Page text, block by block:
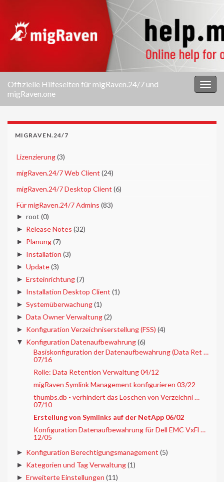
Offizielle Hilfeseiten für migRaven.24/7 und
migRaven.one
MIGRAVEN.24/7
Lizenzierung(3)
migRaven.24/7 Web Client (24)
migRaven.24/7 Desktop Client (6)
Für migRaven.24/7 Admins (83)
► root (0)
► Release Notes (32)
► Planung(7)
► Installation (3)
► Update(3)
► Ersteinrichtung(7)
► Installation Desktop Client (1)
► Systemüberwachung(1)
► Data Owner Verwaltung(2)
► Konfiguration Verzeichniserstellung (FSS) (4)
▼ Konfiguration Datenaufbewahrung(6)
Basiskonfiguration der Datenaufbewahrung (Data Ret …
07/16
Rolle: Data Retention Verwaltung 04/12
migRaven Symlink Management konfigurieren 03/22
thumbs.db - verhindert das Löschen von Verzeichni …
07/10
Erstellung von Symlinks auf der NetApp 06/02
Konfiguration Datenaufbewahrung für Dell EMC VxFl …
12/05
► Konfiguration Berechtigungsmanagement (5)
► Kategorien und Tag Verwaltung(1)
► Erweiterte Einstellungen (11)